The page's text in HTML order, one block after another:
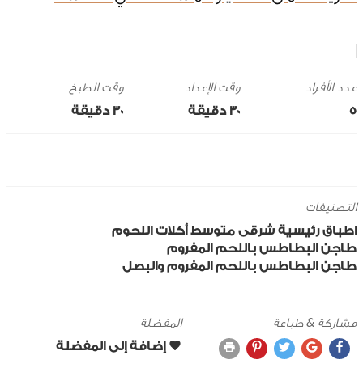
5
وقت الإعداد
30 ‎دقيقة
وقت الطبخ
30 ‎دقيقة
التصنيفات
اطباق رئيسية شرقى متوسط أكلات اللحوم
طاجن البطاطس باللحم المفروم
طاجن البطاطس باللحم المفروم والبصل
مشاركة & طباعة المفضلة